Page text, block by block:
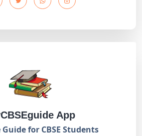
App
for CBSE Students